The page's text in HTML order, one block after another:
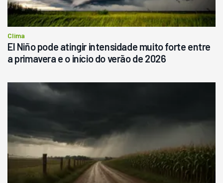
Clima
El Niño pode atingir intensidade muito forte entre
a primavera e o início do verão de 2026